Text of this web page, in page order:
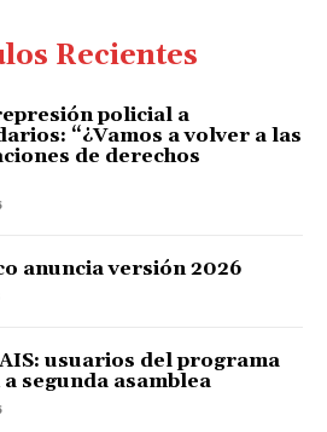
Recientes
policial a
“¿Vamos a volver a las
de derechos
anuncia versión 2026
usuarios del programa
segunda asamblea